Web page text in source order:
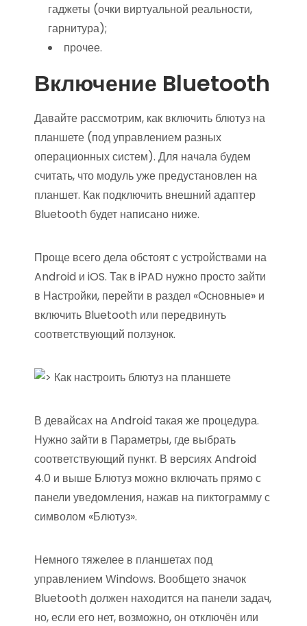
гаджеты (очки виртуальной реальности,
гарнитура);
прочее.
Включение Bluetooth
Давайте рассмотрим, как включить блютуз на
планшете (под управлением разных
операционных систем). Для начала будем
считать, что модуль уже предустановлен на
планшет. Как подключить внешний адаптер
Bluetooth будет написано ниже.
Проще всего дела обстоят с устройствами на
Android и iOS. Так в iPAD нужно просто зайти
в Настройки, перейти в раздел «Основные» и
включить Bluetooth или передвинуть
соответствующий ползунок.
В девайсах на Android такая же процедура.
Нужно зайти в Параметры, где выбрать
соответствующий пункт. В версиях Android
4.0 и выше Блютуз можно включать прямо с
панели уведомления, нажав на пиктограмму с
символом «Блютуз».
Немного тяжелее в планшетах под
управлением Windows. Вообщето значок
Bluetooth должен находится на панели задач,
но, если его нет, возможно, он отключён или